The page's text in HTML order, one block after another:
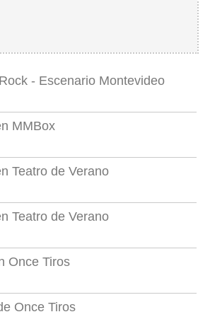
- Escenario Montevideo
MMBox
Teatro de Verano
Teatro de Verano
Once Tiros
Once Tiros